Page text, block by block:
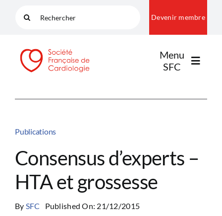
Rechercher: Devenir membre
Menu
SFC
PUBLICATIONS
Publications
Consensus d’experts –
HTA et grossesse
By SFC Published On: 21/12/2015